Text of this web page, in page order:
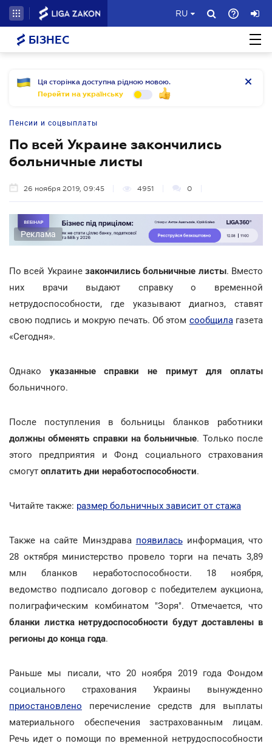
RU
БІЗНЕС
Ця сторінка доступна рідною мовою.
Перейти на українську
Пенсии и соцвыплаты
По всей Украине закончились
больничные листы
26 ноября 2019, 09:45 4951 0
Реклама
По всей Украине закончились больничные листы. Вместо
них врачи выдают справку о временной
нетрудоспособности, где указывают диагноз, ставят
свою подпись и мокрую печать. Об этом сообщилагазета
«Сегодня».
Однако указанные справки не примут для оплаты
больничного.
После поступления в больницы бланков работники
должны обменять справки на больничные. Только после
этого предприятия и Фонд социального страхования
смогут оплатить дни неработоспособности.
Читайте также: размер больничных зависит от стажа
Также на сайте Минздрава появиласьинформация, что
28 октября министерство провело торги на печать 3,89
млн бланков неработоспособности. 18 ноября,
ведомство подписало договор с победителем аукциона,
полиграфическим комбинатом "Зоря". Отмечается, что
бланки листка нетрудоспособности будут доставлены в
регионы до конца года.
Раньше мы писали, что 20 ноября 2019 года Фондом
социального страхования Украины вынужденно
приостановлено перечисление средств для выплаты
материального обеспечения застрахованным лицам.
Речь идет о помощи по временной нетрудоспособности